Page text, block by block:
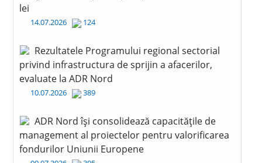
lei
14.07.2026 124
Rezultatele Programului regional sectorial
privind infrastructura de sprijin a afacerilor,
evaluate la ADR Nord
10.07.2026 389
ADR Nord își consolidează capacitățile de
management al proiectelor pentru valorificarea
fondurilor Uniunii Europene